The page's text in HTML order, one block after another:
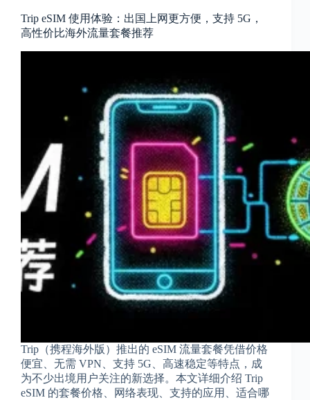
Trip eSIM 使用体验：出国上网更方便，支持 5G，
高性价比海外流量套餐推荐
Trip（携程海外版）推出的 eSIM 流量套餐凭借价格
便宜、无需 VPN、支持 5G、高速稳定等特点，成
为不少出境用户关注的新选择。本文详细介绍 Trip
eSIM 的套餐价格、网络表现、支持的应用、适合哪